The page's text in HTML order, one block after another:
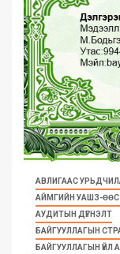
АВЛИГААС
АЙМГИЙН УАШЗ-ӨӨС
АУДИТЫН ДҮГНЭЛТ
БАЙГУУЛЛАГЫН
БАЙГУУЛЛАГЫН